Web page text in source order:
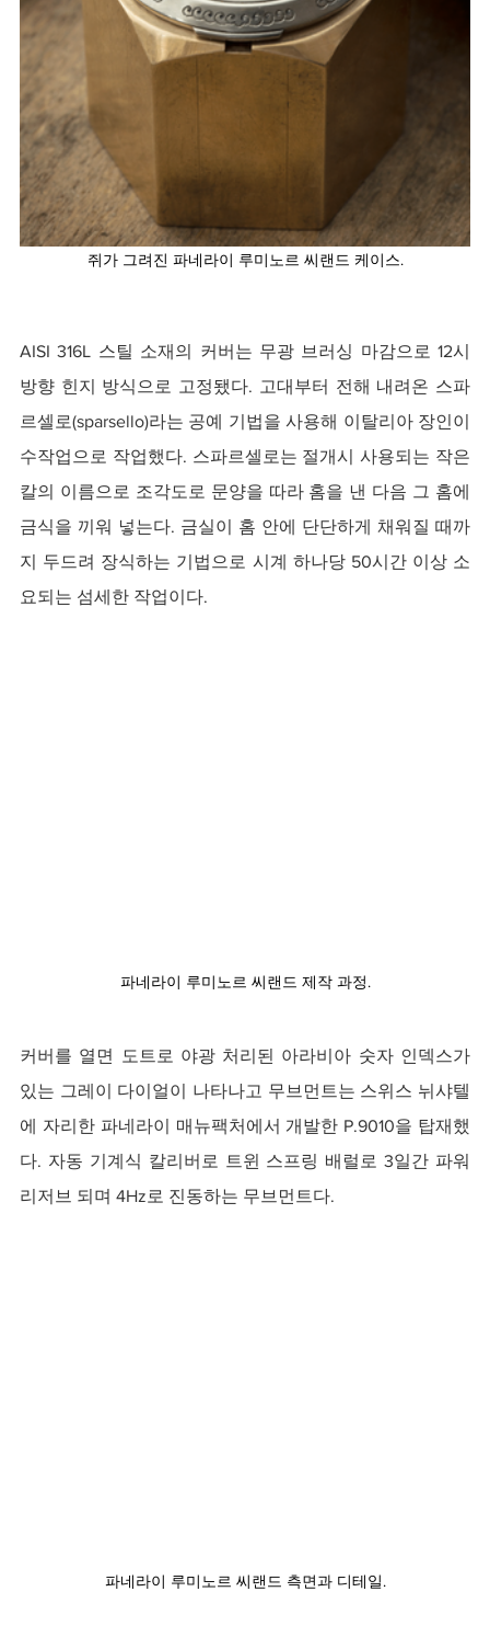
쥐가 그려진 파네라이 루미노르 씨랜드 케이스.
AISI 316L 스틸 소재의 커버는 무광 브러싱 마감으로 12시
방향 힌지 방식으로 고정됐다. 고대부터 전해 내려온 스파
르셀로(sparsello)라는 공예 기법을 사용해 이탈리아 장인이
수작업으로 작업했다. 스파르셀로는 절개시 사용되는 작은
칼의 이름으로 조각도로 문양을 따라 홈을 낸 다음 그 홈에
금식을 끼워 넣는다. 금실이 홈 안에 단단하게 채워질 때까
지 두드려 장식하는 기법으로 시계 하나당 50시간 이상 소
요되는 섬세한 작업이다.
파네라이 루미노르 씨랜드 제작 과정.
커버를 열면 도트로 야광 처리된 아라비아 숫자 인덱스가
있는 그레이 다이얼이 나타나고 무브먼트는 스위스 뉘샤텔
에 자리한 파네라이 매뉴팩처에서 개발한 P.9010을 탑재했
다. 자동 기계식 칼리버로 트윈 스프링 배럴로 3일간 파워
리저브 되며 4Hz로 진동하는 무브먼트다.
파네라이 루미노르 씨랜드 측면과 디테일.